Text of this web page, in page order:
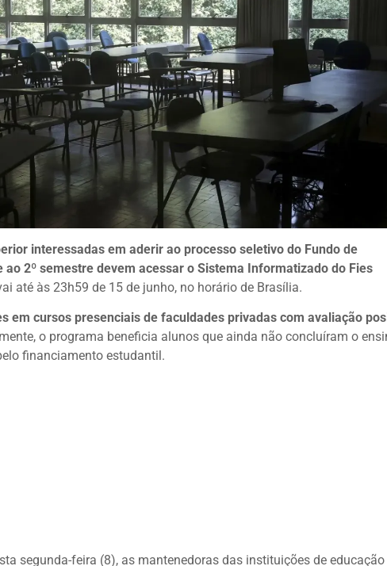
interessadas em aderir ao processo seletivo do Fundo de
2º semestre devem acessar o Sistema Informatizado do Fies
até às 23h59 de 15 de junho, no horário de Brasília.
em cursos presenciais de faculdades privadas com avaliação
o programa beneficia alunos que ainda não concluíram o
financiamento estudantil.
segunda-feira (8), as mantenedoras das instituições de educação